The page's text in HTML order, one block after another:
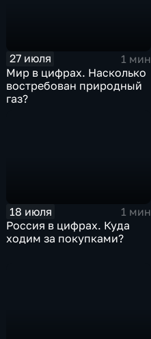
27 июля
1 мин
Мир в цифрах. Насколько
востребован природный
газ?
18 июля
1 мин
Россия в цифрах. Куда
ходим за покупками?